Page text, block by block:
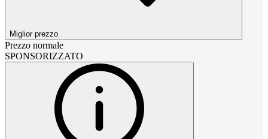
Miglior prezzo
Prezzo normale
SPONSORIZZATO